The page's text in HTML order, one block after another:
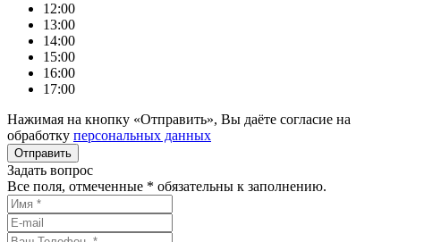
12:00
13:00
14:00
15:00
16:00
17:00
Нажимая на кнопку «Отправить», Вы даёте согласие на
обработку персональных данных
Задать вопрос
Все поля, отмеченные * обязательны к заполнению.